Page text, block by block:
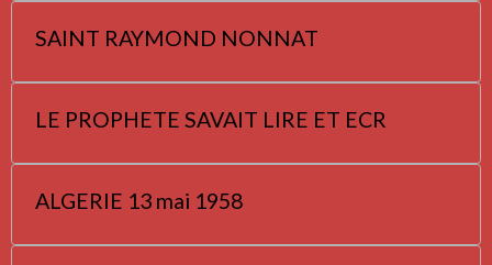
SAINT RAYMOND NONNAT
LE PROPHETE SAVAIT LIRE ET ECR
ALGERIE 13 mai 1958